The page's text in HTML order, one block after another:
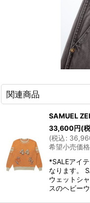
関連商品
SAMUEL
33,600円(
(税込:
希望小売価格
*SALEアイ
なります。
ウェットシ
スのヘビー